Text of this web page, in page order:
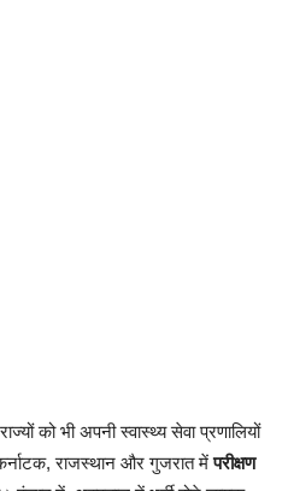
को भी अपनी स्वास्थ्य सेवा प्रणालियों
राजस्थान और गुजरात मेंपरीक्षण